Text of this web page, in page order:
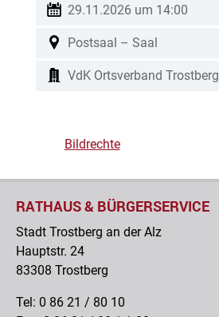
29.11.2026 um 14:00
Postsaal – Saal
VdK Ortsverband Trostberg
Bildrechte
RATHAUS & BÜRGERSERVICE
Stadt Trostberg an der Alz
Hauptstr. 24
83308 Trostberg
Tel: 0 86 21 / 80 10